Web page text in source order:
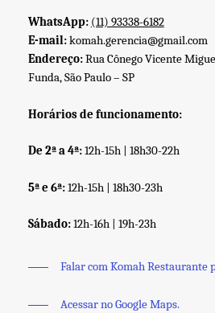
WhatsApp: (11) 93338-6182
E-mail:komah.gerencia@gmail.com
Endereço:Rua Cônego Vicente
Funda, São Paulo – SP
Horários de funcionamento:
De 2ª a 4ª:12h-15h | 18h30-22h
5ª e 6ª:12h-15h | 18h30-23h
Sábado:12h-16h | 19h-23h
Falar com Komah Restaurante
Acessar no Google Maps.